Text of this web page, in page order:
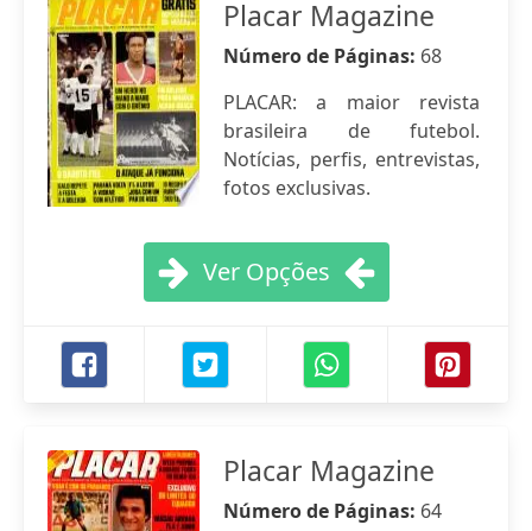
Placar Magazine
Número de Páginas: 68
PLACAR: a maior revista
brasileira de futebol.
Notícias, perfis, entrevistas,
fotos exclusivas.
Ver Opções
Placar Magazine
Número de Páginas: 64